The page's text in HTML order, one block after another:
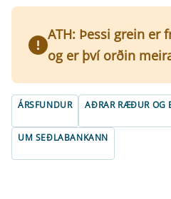
ATH: Þessi grein er
og er því orðin
ÁRSFUNDUR AÐRAR RÆÐUR OG
UM SEÐLABANKANN